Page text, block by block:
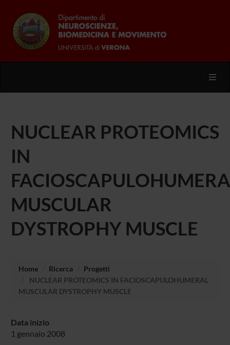
NUCLEAR PROTEOMICS
IN
MUSCULAR
DYSTROPHY MUSCLE
Home Ricerca
Progetti
NUCLEAR PROTEOMICS IN FACIOSCAPULOHUMERAL
MUSCULAR DYSTROPHY MUSCLE
Data inizio
1 gennaio 2008